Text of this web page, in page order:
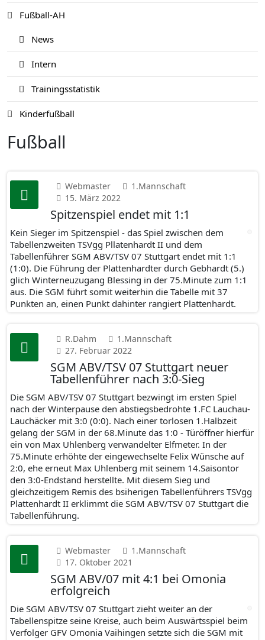
Fußball-AH
News
Intern
Trainingsstatistik
Kinderfußball
Fußball
Webmaster
1.Mannschaft
15. März 2022
Spitzenspiel endet mit 1:1
Kein Sieger im Spitzenspiel - das Spiel zwischen dem
Tabellenzweiten TSVgg Pllatenhardt II und dem
Tabellenführer SGM ABV/TSV 07 Stuttgart endet mit 1:1
(1:0). Die Führung der Plattenhardter durch Gebhardt (5.)
glich Winterneuzugang Blessing in der 75.Minute zum 1:1
aus. Die SGM führt somit weiterhin die Tabelle mit 37
Punkten an, einen Punkt dahinter rangiert Plattenhardt.
R.Dahm
1.Mannschaft
27. Februar 2022
SGM ABV/TSV 07 Stuttgart neuer
Tabellenführer nach 3:0-Sieg
Die SGM ABV/TSV 07 Stuttgart bezwingt im ersten Spiel
nach der Winterpause den abstiegsbedrohte 1.FC Lauchau-
Lauchäcker mit 3:0 (0:0). Nach einer torlosen 1.Halbzeit
gelang der SGM in der 68.Minute das 1:0 - Türöffner hierfür
ein von Max Uhlenberg verwandelter Elfmeter. In der
75.Minute erhöhte der eingewechselte Felix Wünsche auf
2:0, ehe erneut Max Uhlenberg mit seinem 14.Saisontor
den 3:0-Endstand herstellte. Mit diesem Sieg und
gleichzeitigem Remis des bsiherigen Tabellenführers TSVgg
Plattenhardt II erklimmt die SGM ABV/TSV 07 Stuttgart die
Tabellenführung.
Webmaster
1.Mannschaft
17. Oktober 2021
SGM ABV/07 mit 4:1 bei Omonia
erfolgreich
Die SGM ABV/TSV 07 Stuttgart zieht weiter an der
Tabellenspitze seine Kreise, auch beim Auswärtsspiel beim
Verfolger GFV Omonia Vaihingen setzte sich die SGM mit